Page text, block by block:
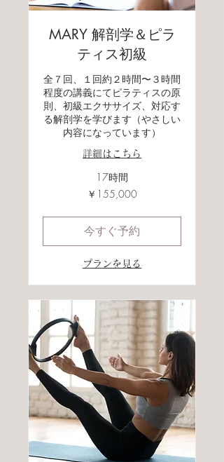
MARY 解剖学＆ピラ
ティス初級
全７回、１回約２時間〜３時間
程度の講義にてピラティスの原
則、初級エクササイズ、対応す
る解剖学を学びます（やさしい
内容になっています）
詳細はこちら
17時間
￥155,000
今すぐ予約
プランを見る